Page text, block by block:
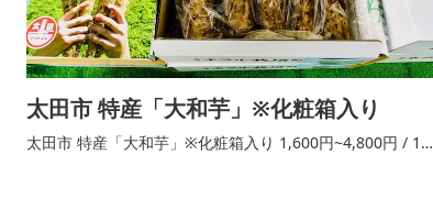
太田市 特産「大和芋」※化粧箱入り
太田市 特産「大和芋」※化粧箱入り 1,600円~4,800円 / 1㎏